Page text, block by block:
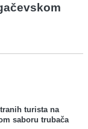
turista na
saboru trubača